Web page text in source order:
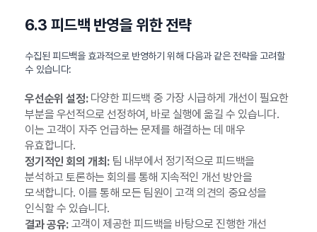
6.3 피드백 반영을 위한 전략
수집된 피드백을 효과적으로 반영하기 위해 다음과 같은 전략을 고려할
수 있습니다:
우선순위 설정:다양한 피드백 중 가장 시급하게 개선이 필요한
부분을 우선적으로 선정하여, 바로 실행에 옮길 수 있습니다.
이는 고객이 자주 언급하는 문제를 해결하는 데 매우
유효합니다.
정기적인 회의 개최:팀 내부에서 정기적으로 피드백을
분석하고 토론하는 회의를 통해 지속적인 개선 방안을
모색합니다. 이를 통해 모든 팀원이 고객 의견의 중요성을
인식할 수 있습니다.
결과 공유:고객이 제공한 피드백을 바탕으로 진행한 개선